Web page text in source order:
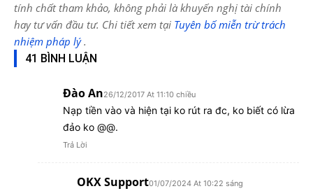
tính chất tham khảo, không phải là khuyến nghị tài chính
hay tư vấn đầu tư. Chi tiết xem tại Tuyên bố miễn trừ trách
nhiệm pháp lý.
41 BÌNH LUẬN
Đào An26/12/2017 At 11:10 chiều
Nạp tiền vào và hiện tại ko rút ra đc, ko biết có lừa
đảo ko @@.
Trả Lời
OKX Support01/07/2024 At 10:22 sáng